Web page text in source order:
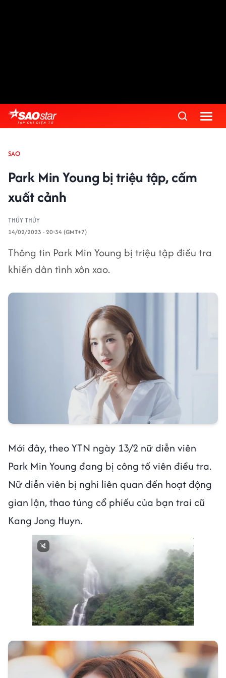
SAO
Park Min Young bị triệu tập, cấm
xuất cảnh
THÚY THÚY
14/02/2023 - 20:34 (GMT+7)
Thông tin Park Min Young bị triệu tập điều tra
khiến dân tình xôn xao.
Mới đây, theo YTN ngày 13/2 nữ diễn viên
Park Min Young đang bị công tố viên điều tra.
Nữ diễn viên bị nghi liên quan đến hoạt động
gian lận, thao túng cổ phiếu của bạn trai cũ
Kang Jong Huyn.
Next video in 1 Cancel